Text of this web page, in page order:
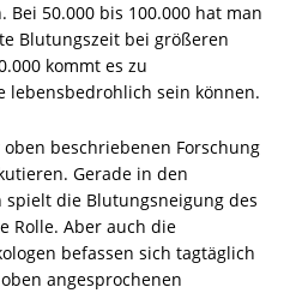
Bei 50.000 bis 100.000 hat man
Blutungszeit bei größeren
kommt es zu
lebensbedrohlich sein können.
beschriebenen Forschung
Gerade in den
die Blutungsneigung des
Rolle. Aber auch die
befassen sich tagtäglich
angesprochenen